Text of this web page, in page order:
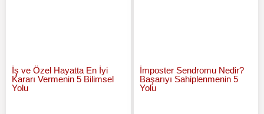
İş ve Özel Hayatta En İyi
Kararı Vermenin 5 Bilimsel
Yolu
İmposter Sendromu Nedir?
Başarıyı Sahiplenmenin 5
Yolu